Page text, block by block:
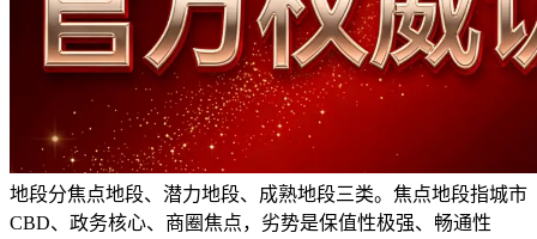
地段分焦点地段、潜力地段、成熟地段三类。焦点地段指城市
CBD、政务核心、商圈焦点，劣势是保值性极强、畅通性